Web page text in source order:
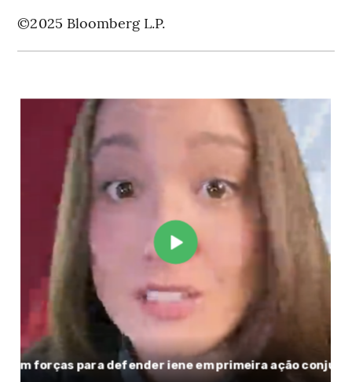
©2025 Bloomberg L.P.